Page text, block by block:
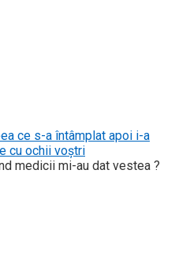
ce s-a întâmplat apoi i-a
cu ochii voștri
medicii mi-au dat vestea ?